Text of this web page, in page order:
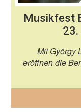
Musikfest
Mit György
eröffnen die